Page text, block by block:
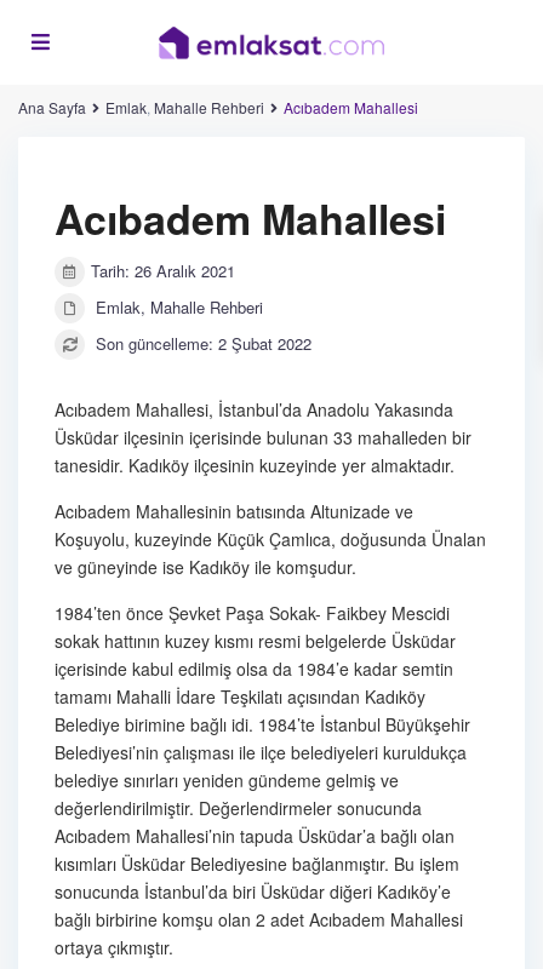
Ana Sayfa Emlak, Mahalle Rehberi Acıbadem Mahallesi
Acıbadem Mahallesi
Tarih: 26 Aralık 2021
Emlak, Mahalle Rehberi
Son güncelleme: 2 Şubat 2022
Acıbadem Mahallesi, İstanbul’da Anadolu Yakasında
Üsküdar ilçesinin içerisinde bulunan 33 mahalleden bir
tanesidir. Kadıköy ilçesinin kuzeyinde yer almaktadır.
Acıbadem Mahallesinin batısında Altunizade ve
Koşuyolu, kuzeyinde Küçük Çamlıca, doğusunda Ünalan
ve güneyinde ise Kadıköy ile komşudur.
1984’ten önce Şevket Paşa Sokak- Faikbey Mescidi
sokak hattının kuzey kısmı resmi belgelerde Üsküdar
içerisinde kabul edilmiş olsa da 1984’e kadar semtin
tamamı Mahalli İdare Teşkilatı açısından Kadıköy
Belediye birimine bağlı idi. 1984’te İstanbul Büyükşehir
Belediyesi’nin çalışması ile ilçe belediyeleri kuruldukça
belediye sınırları yeniden gündeme gelmiş ve
değerlendirilmiştir. Değerlendirmeler sonucunda
Acıbadem Mahallesi’nin tapuda Üsküdar’a bağlı olan
kısımları Üsküdar Belediyesine bağlanmıştır. Bu işlem
sonucunda İstanbul’da biri Üsküdar diğeri Kadıköy’e
bağlı birbirine komşu olan 2 adet Acıbadem Mahallesi
ortaya çıkmıştır.